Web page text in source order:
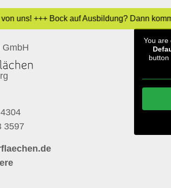
+++ Bock auf Ausbildung? Dann
GmbH
3597
You are
button